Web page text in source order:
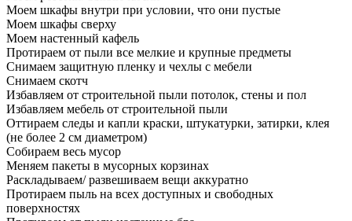
Моем шкафы внутри при условии, что они пустые
Моем шкафы сверху
Моем настенный кафель
Протираем от пыли все мелкие и крупные предметы
Снимаем защитную пленку и чехлы с мебели
Снимаем скотч
Избавляем от строительной пыли потолок, стены и пол
Избавляем мебель от строительной пыли
Оттираем следы и капли краски, штукатурки, затирки, клея
(не более 2 см диаметром)
Собираем весь мусор
Меняем пакеты в мусорных корзинах
Раскладываем/ развешиваем вещи аккуратно
Протираем пыль на всех доступных и свободных
поверхностях